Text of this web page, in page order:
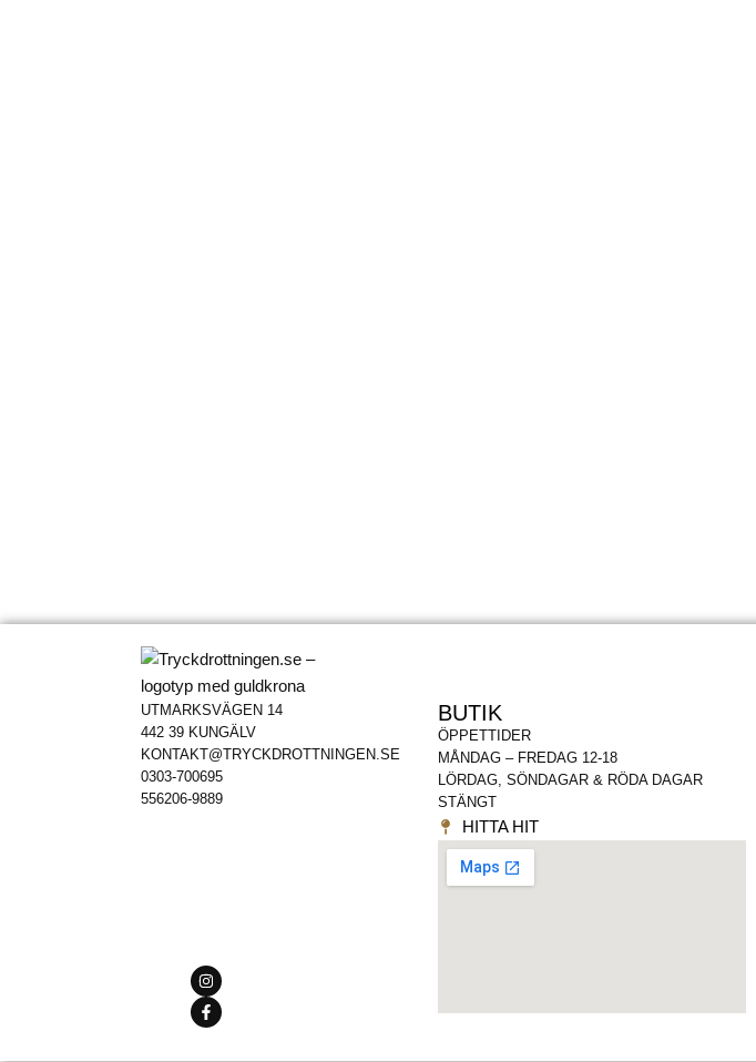
UTMARKSVÄGEN 14
442 39 KUNGÄLV
KONTAKT@TRYCKDROTTNINGEN.SE
0303-700695
556206-9889
BUTIK
ÖPPETTIDER
MÅNDAG – FREDAG 12-18
LÖRDAG, SÖNDAGAR & RÖDA DAGAR
STÄNGT
HITTA HIT